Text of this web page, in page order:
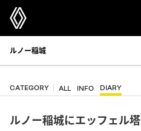
ルノー稲城
CATEGORY ALL INFO DIARY
ルノー稲城にエッフェル塔